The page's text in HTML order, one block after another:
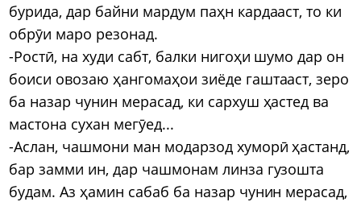
бурида, дар байни мардум паҳн кардааст, то ки
обрӯи маро резонад.
-Ростӣ, на худи сабт, балки нигоҳи шумо дар он
боиси овозаю ҳангомаҳои зиёде гаштааст, зеро
ба назар чунин мерасад, ки сархуш ҳастед ва
мастона сухан мегӯед...
-Аслан, чашмони ман модарзод хуморӣ ҳастанд,
бар замми ин, дар чашмонам линза гузошта
будам. Аз ҳамин сабаб ба назар чунин мерасад,